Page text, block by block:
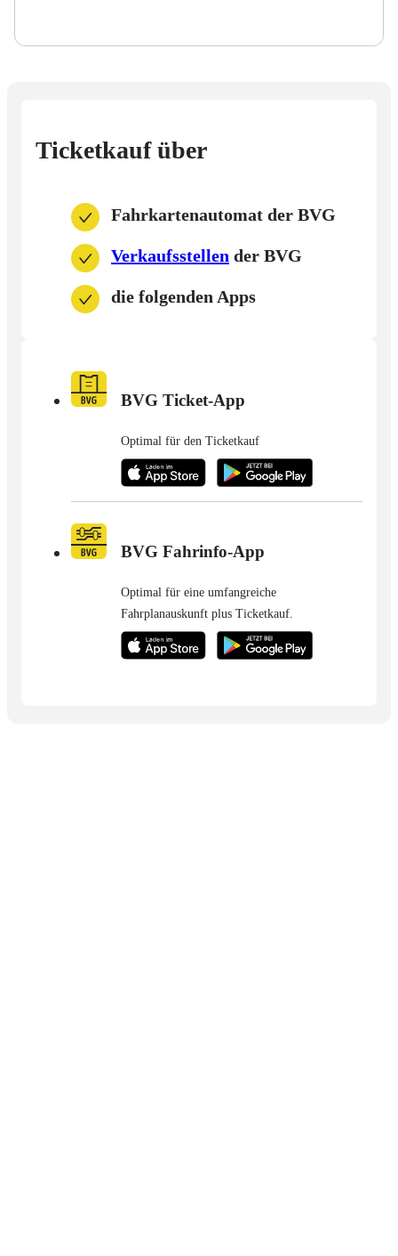
Ticketkauf über
Fahrkartenautomat der BVG
Verkaufsstellen der BVG
die folgenden Apps
BVG Ticket-App
Optimal für den Ticketkauf
BVG Fahrinfo-App
Optimal für eine umfangreiche
Fahrplanauskunft plus Ticketkauf.